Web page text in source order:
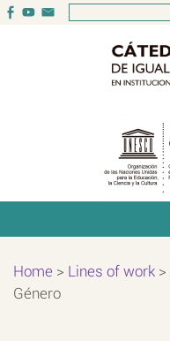
Home > Lines of work >
Género